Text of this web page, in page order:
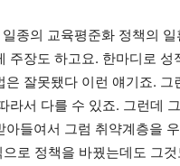
종의 교육평준화 정책의 일
주장도 하고요. 한마디로 성
은 잘못됐다 이런 얘기죠. 그
라서 다를 수 있죠. 그런데
아들여서 그럼 취약계층을
으로 정책을 바꿨는데도 그